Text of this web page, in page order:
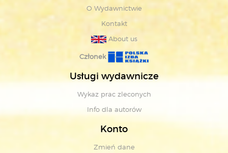
O Wydawnictwie
Kontakt
About us
Członek
Usługi wydawnicze
Wykaz prac zleconych
Info dla autorów
Konto
Zmień dane